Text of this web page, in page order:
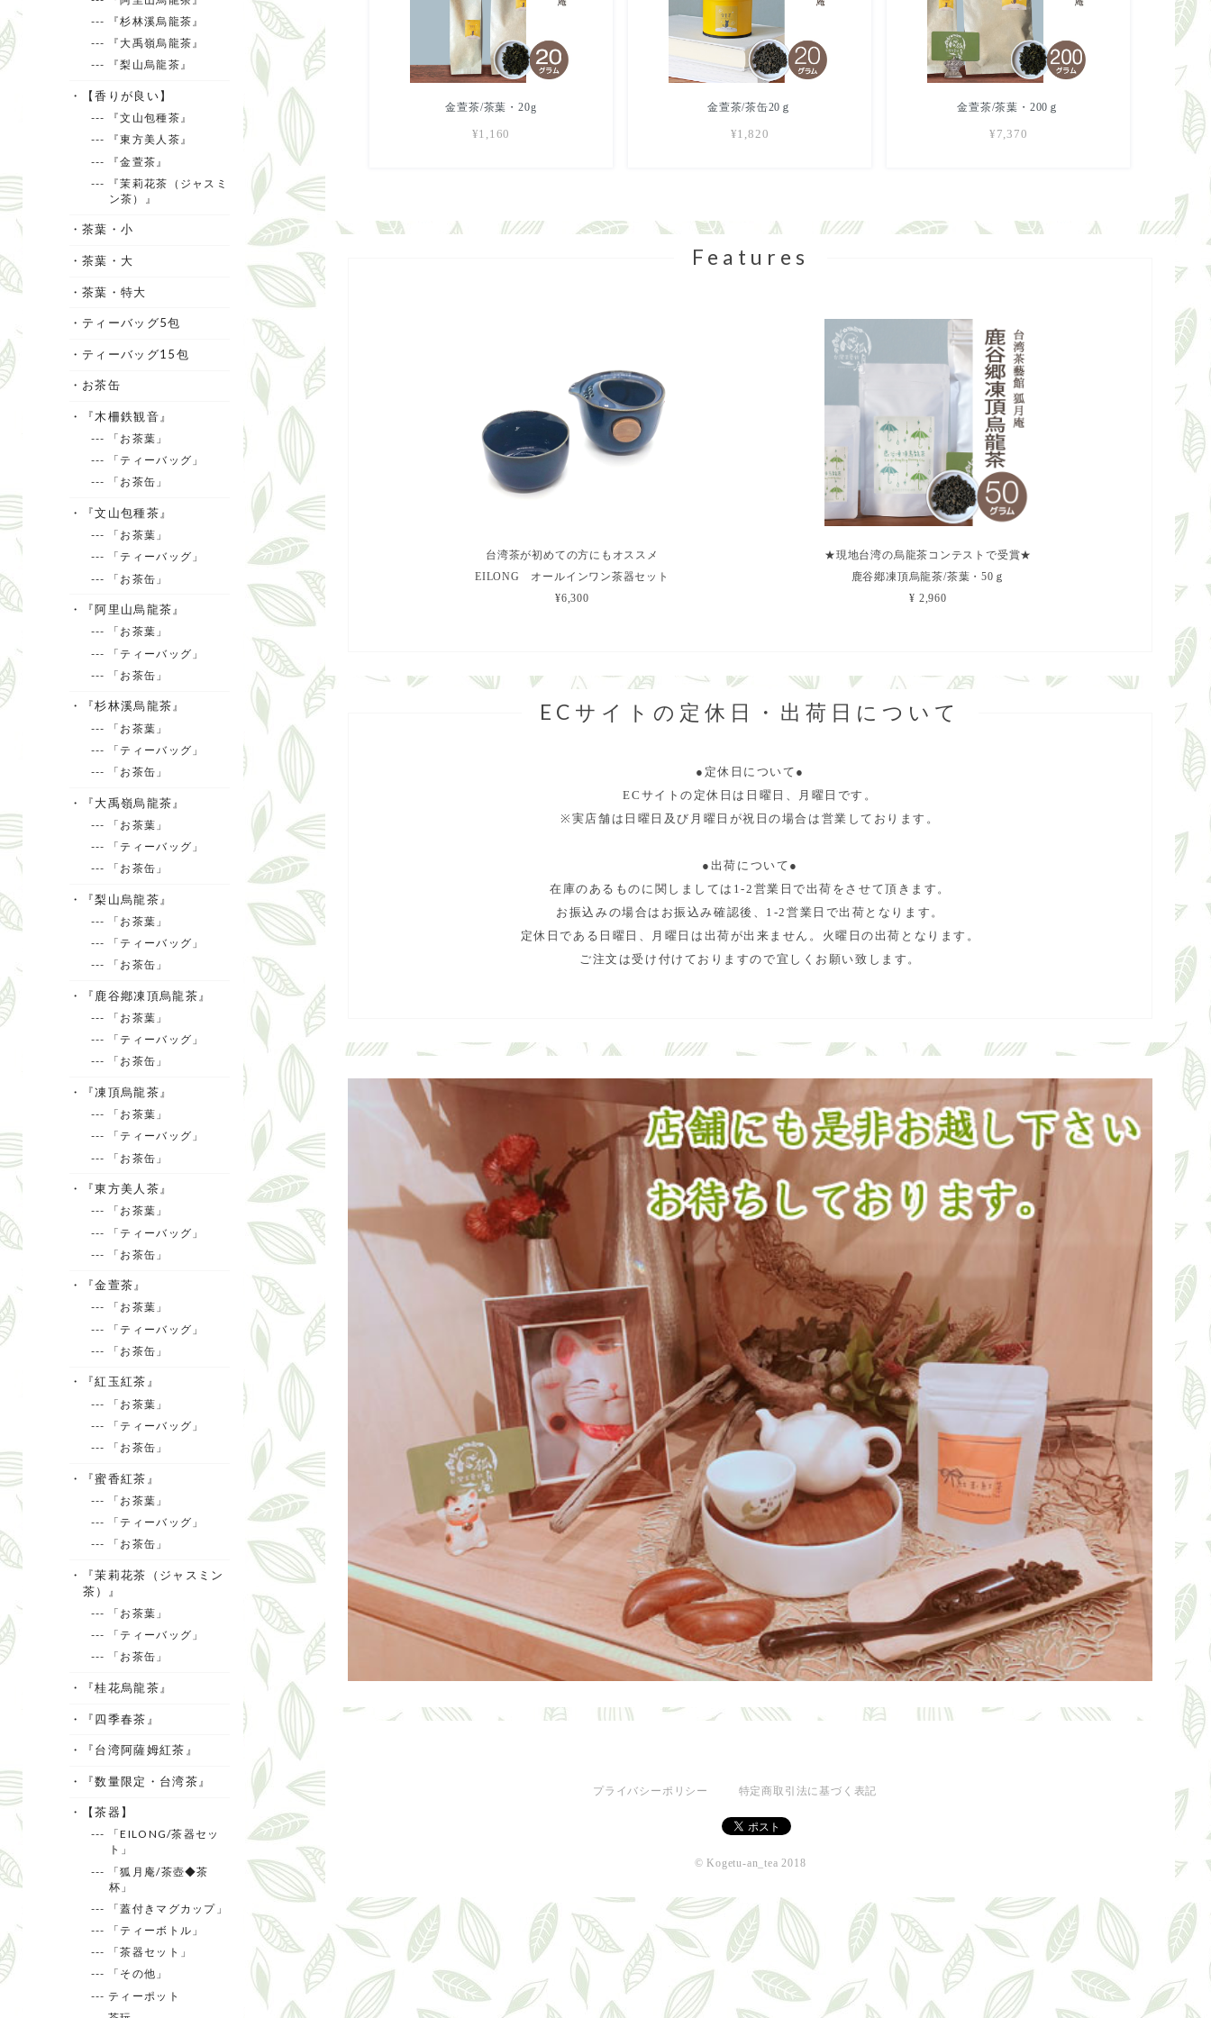
--- 『杉林溪烏龍茶』
--- 『大禹嶺烏龍茶』
--- 『梨山烏龍茶』
・【香りが良い】
--- 『文山包種茶』
--- 『東方美人茶』
--- 『金萱茶』
--- 『茉莉花茶（ジャスミ
ン茶）』
・茶葉・小
・茶葉・大
・茶葉・特大
・ティーバッグ5包
・ティーバッグ15包
・お茶缶
・『木柵鉄観音』
--- 「お茶葉」
--- 「ティーバッグ」
--- 「お茶缶」
・『文山包種茶』
--- 「お茶葉」
--- 「ティーバッグ」
--- 「お茶缶」
・『阿里山烏龍茶』
--- 「お茶葉」
--- 「ティーバッグ」
--- 「お茶缶」
・『杉林溪烏龍茶』
--- 「お茶葉」
--- 「ティーバッグ」
--- 「お茶缶」
・『大禹嶺烏龍茶』
--- 「お茶葉」
--- 「ティーバッグ」
--- 「お茶缶」
・『梨山烏龍茶』
--- 「お茶葉」
--- 「ティーバッグ」
--- 「お茶缶」
・『鹿谷鄕凍頂烏龍茶』
--- 「お茶葉」
--- 「ティーバッグ」
--- 「お茶缶」
・『凍頂烏龍茶』
--- 「お茶葉」
--- 「ティーバッグ」
--- 「お茶缶」
・『東方美人茶』
--- 「お茶葉」
--- 「ティーバッグ」
--- 「お茶缶」
・『金萱茶』
--- 「お茶葉」
--- 「ティーバッグ」
--- 「お茶缶」
・『紅玉紅茶』
--- 「お茶葉」
--- 「ティーバッグ」
--- 「お茶缶」
・『蜜香紅茶』
--- 「お茶葉」
--- 「ティーバッグ」
--- 「お茶缶」
・『茉莉花茶（ジャスミン
茶）』
--- 「お茶葉」
--- 「ティーバッグ」
--- 「お茶缶」
・『桂花烏龍茶』
・『四季春茶』
・『台湾阿薩姆紅茶』
・『数量限定・台湾茶』
・【茶器】
--- 「EILONG/茶器セッ
ト」
--- 「狐月庵/茶壺◆茶
杯」
--- 「蓋付きマグカップ」
--- 「ティーボトル」
--- 「茶器セット」
--- 「その他」
--- ティーポット
金萱茶/茶葉・20g
¥1,160
金萱茶/茶缶20ｇ
¥1,820
金萱茶/茶葉・200ｇ
¥7,370
Features
台湾茶が初めての方にもオススメ
EILONG オールインワン茶器セット
¥6,300
★現地台湾の烏龍茶コンテストで受賞★
鹿谷鄕凍頂烏龍茶/茶葉・50ｇ
¥ 2,960
ECサイトの定休日・出荷日について
●定休日について●
ECサイトの定休日は日曜日、月曜日です。
※実店舗は日曜日及び月曜日が祝日の場合は営業しております。
●出荷について●
在庫のあるものに関しましては1-2営業日で出荷をさせて頂きます。
お振込みの場合はお振込み確認後、1-2営業日で出荷となります。
定休日である日曜日、月曜日は出荷が出来ません。火曜日の出荷となります。
ご注文は受け付けておりますので宜しくお願い致します。
プライバシーポリシー 特定商取引法に基づく表記
© Kogetu-an_tea 2018